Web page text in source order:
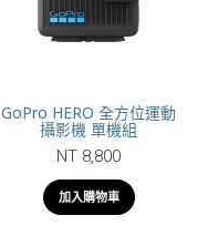
GoPro HERO 全方位運動
攝影機 單機組
NT 8,800
加入購物車